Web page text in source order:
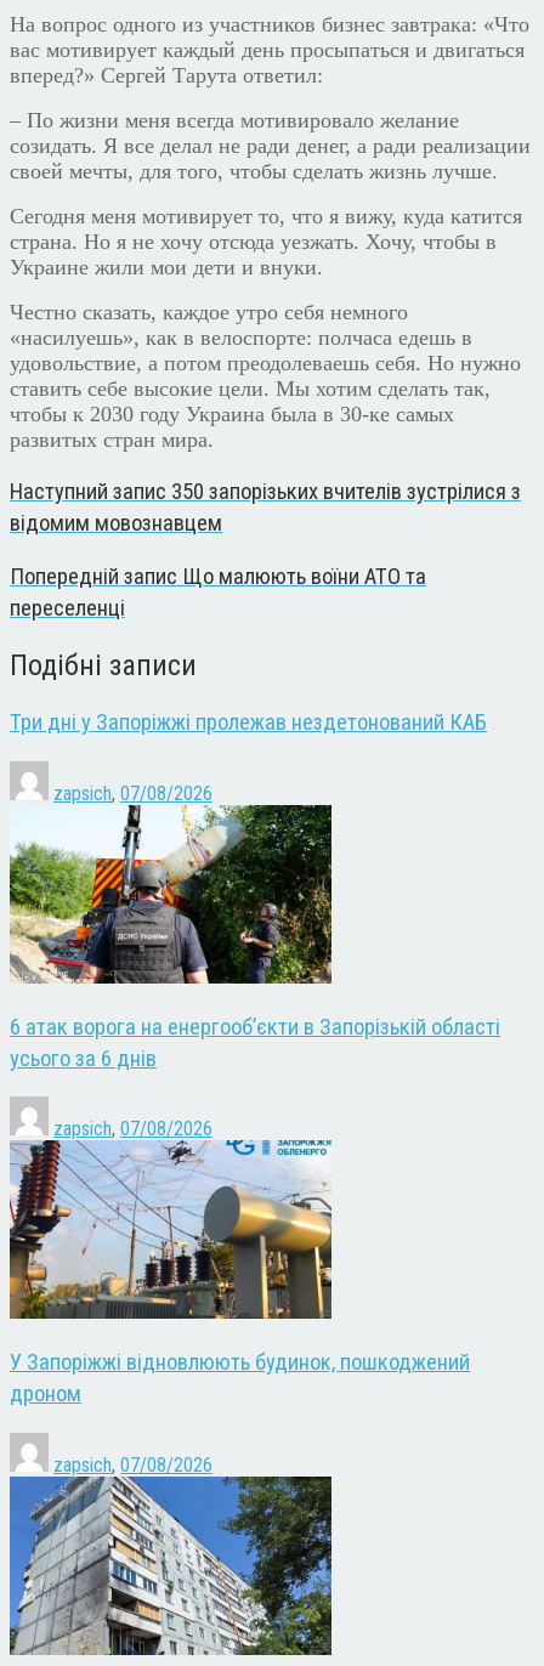
На вопрос одного из участников бизнес завтрака: «Что
вас мотивирует каждый день просыпаться и двигаться
вперед?» Сергей Тарута ответил:
– По жизни меня всегда мотивировало желание
созидать. Я все делал не ради денег, а ради реализации
своей мечты, для того, чтобы сделать жизнь лучше.
Сегодня меня мотивирует то, что я вижу, куда катится
страна. Но я не хочу отсюда уезжать. Хочу, чтобы в
Украине жили мои дети и внуки.
Честно сказать, каждое утро себя немного
«насилуешь», как в велоспорте: полчаса едешь в
удовольствие, а потом преодолеваешь себя. Но нужно
ставить себе высокие цели. Мы хотим сделать так,
чтобы к 2030 году Украина была в 30-ке самых
развитых стран мира.
Наступний запис 350 запорізьких вчителів зустрілися з
відомим мовознавцем
Попередній запис Що малюють воїни АТО та
переселенці
Подібні записи
Три дні у Запоріжжі пролежав нездетонований КАБ
zapsich, 07/08/2026
6 атак ворога на енергооб’єкти в Запорізькій області
усього за 6 днів
zapsich, 07/08/2026
У Запоріжжі відновлюють будинок, пошкоджений
дроном
zapsich, 07/08/2026